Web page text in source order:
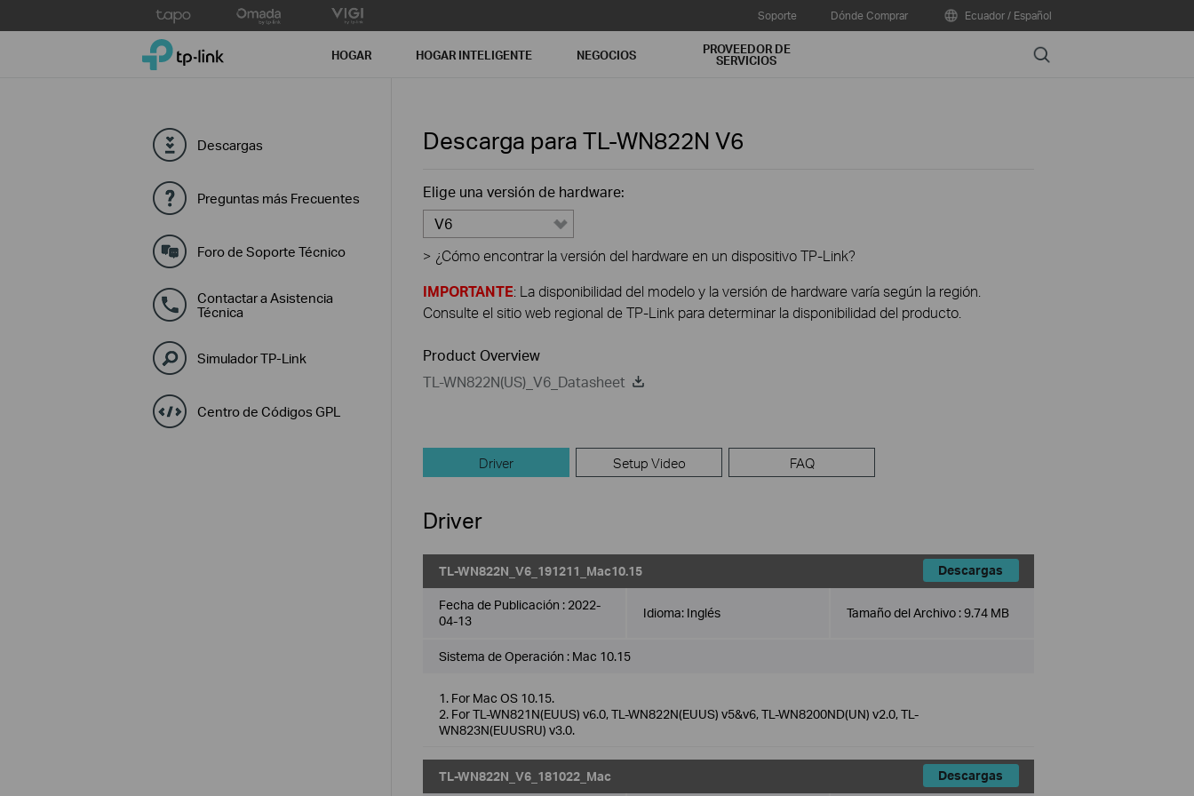
to
Soporte Dónde Comprar Ecuador / Español
TP-Link, Reliably Smart HOGAR HOGAR INTELIGENTE NEGOCIOS PROVEEDOR DE
SERVICIOS Search
Descargas
Preguntas más Frecuentes
Foro de Soporte Técnico
Contactar a Asistencia
Técnica
Simulador TP-Link
Centro de Códigos GPL
Descarga para TL-WN822N V6
Elige una versión de hardware:
V6
> ¿Cómo encontrar la versión del hardware en un dispositivo TP-Link?
IMPORTANTE: La disponibilidad del modelo y la versión de hardware varía según la región.
Consulte el sitio web regional de TP-Link para determinar la disponibilidad del producto.
Product Overview
TL-WN822N(US)_V6_Datasheet
Driver Setup Video FAQ
Driver
TL-WN822N_V6_191211_Mac10.15 Descargas
Fecha de Publicación : 2022-
04-13
Idioma: Inglés Tamaño del Archivo :9.74 MB
Sistema de Operación : Mac 10.15
1. For Mac OS 10.15.
2. For TL-WN821N(EUUS) v6.0, TL-WN822N(EUUS) v5&v6, TL-WN8200ND(UN) v2.0, TL-
WN823N(EUUSRU) v3.0.
TL-WN822N_V6_181022_Mac Descargas